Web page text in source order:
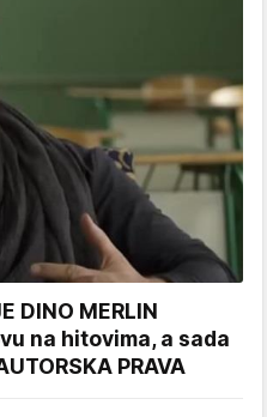
DINO MERLIN
na hitovima, a sada
PRAVA